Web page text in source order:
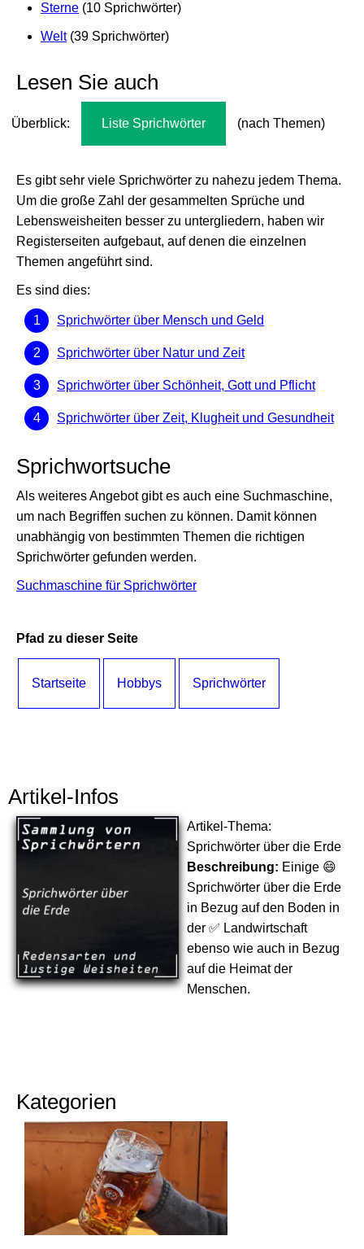
Sterne (10 Sprichwörter)
Welt(39 Sprichwörter)
Lesen Sie auch
Überblick: Liste Sprichwörter (nach Themen)
Es gibt sehr viele Sprichwörter zu nahezu jedem Thema.
Um die große Zahl der gesammelten Sprüche und
Lebensweisheiten besser zu untergliedern, haben wir
Registerseiten aufgebaut, auf denen die einzelnen
Themen angeführt sind.
Es sind dies:
Sprichwörter über Mensch und Geld
Sprichwörter über Natur und Zeit
Sprichwörter über Schönheit, Gott und Pflicht
Sprichwörter über Zeit, Klugheit und Gesundheit
Sprichwortsuche
Als weiteres Angebot gibt es auch eine Suchmaschine,
um nach Begriffen suchen zu können. Damit können
unabhängig von bestimmten Themen die richtigen
Sprichwörter gefunden werden.
Suchmaschine für Sprichwörter
Pfad zu dieser Seite
Startseite Hobbys Sprichwörter
Artikel-Infos
Artikel-Thema:
Sprichwörter über die Erde
Beschreibung: Einige 😄
Sprichwörter über die Erde
in Bezug auf den Boden in
der ✅ Landwirtschaft
ebenso wie auch in Bezug
auf die Heimat der
Menschen.
Kategorien